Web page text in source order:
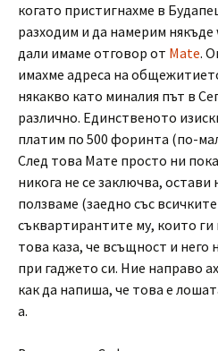
когато пристигнахме в
разходим и да намерим
дали имаме отговор от Mate.
имахме адреса на
някакво като миналия път в
различно. Единственото
платим по 500 форинта (по-
След това Мате просто ни
никога не се заключва, остави
ползваме (заедно със
съквартирантите му, които ги
това каза, че всъщност и него
при гаджето си. Ние направо
как да напиша, че това е
а.